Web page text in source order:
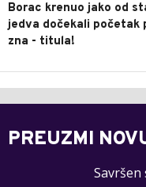
Borac krenuo jako od
jedva dočekali početak
zna - titula!
PREUZMI
Savršen